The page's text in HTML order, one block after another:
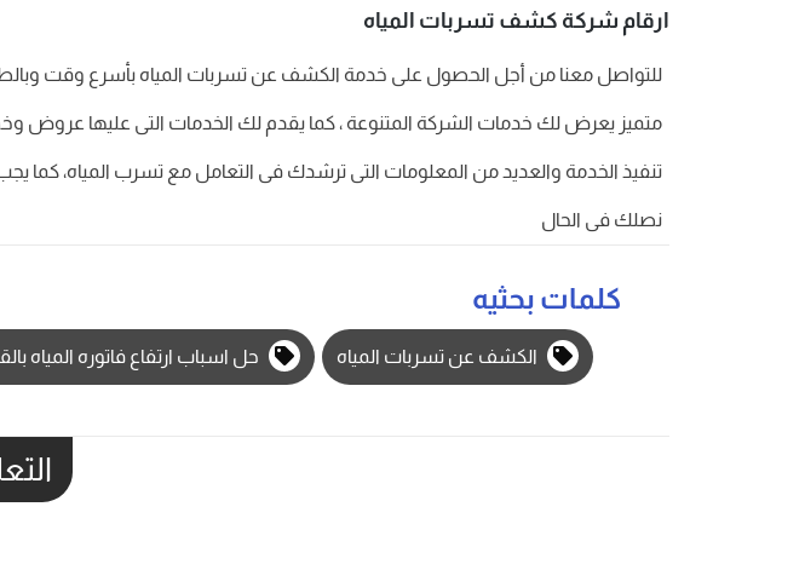
ارقام شركة كشف تسربات المياه
للتواصل معنا من أجل الحصول على خدمة الكشف عن تسربات المياه بأسرع وقت
متميز يعرض لك خدمات الشركة المتنوعة ، كما يقدم لك الخدمات التى عليها عروض
تنفيذ الخدمة والعديد من المعلومات التى ترشدك فى التعامل مع تسرب المياه، كما
نصلك فى الحال
كلمات بحثيه
الكشف عن تسربات المياه حل اسباب ارتفاع فاتوره المياه